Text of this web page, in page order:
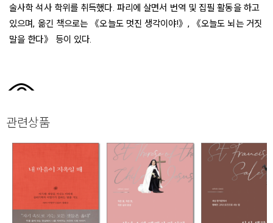
술사학 석사 학위를 취득했다. 파리에 살면서 번역 및 집필 활동을 하고
있으며, 옮긴 책으로는 《오늘도 멋진 생각이야!》, 《오늘도 뇌는 거짓
말을 한다》 등이 있다.
관련상품